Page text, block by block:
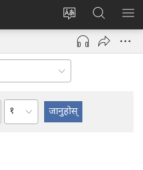
वेब
साइटको
भाषा
परिवर्तन
गर्ने
प्रवेश
(ब्राउजरको
ट्याबमा
नयाँ
JW.ORG
मा
खोज्नुहोस्‌
मेनु
अध्याय